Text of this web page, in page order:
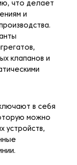
что делает
и
клапанов и
в себя
можно
устройств,